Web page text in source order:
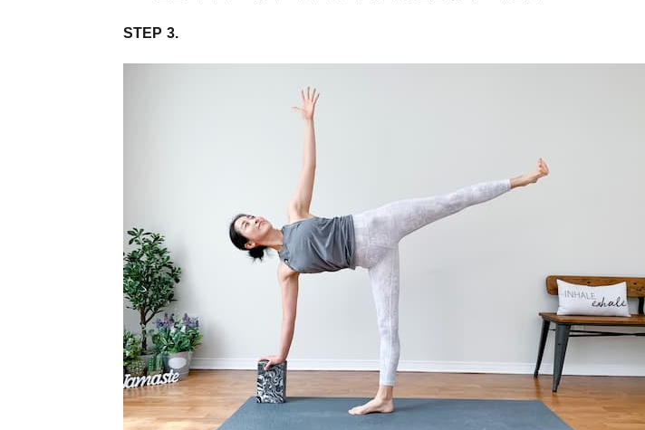
STEP 3.